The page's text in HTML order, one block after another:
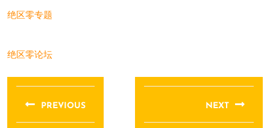
绝区零专题
绝区零论坛
文
导
PREVIOUS NEXT